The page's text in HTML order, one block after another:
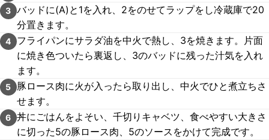
3 バッドに(A)と1を入れ、2をのせてラップをし冷蔵庫で20
分置きます。
4
フライパンにサラダ油を中火で熱し、3を焼きます。片面
に焼き色ついたら裏返し、3のバッドに残った汁気を入れ
ます。
5
豚ロース肉に火が入ったら取り出し、中火でひと煮立ちさ
せます。
6 丼にごはんをよそい、千切りキャベツ、食べやすい大きさ
に切った5の豚ロース肉、5のソースをかけて完成です。